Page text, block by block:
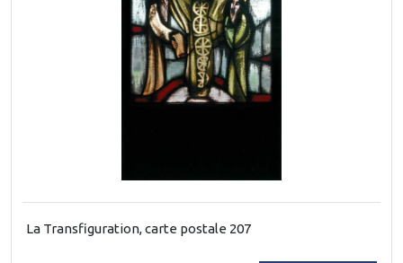
La Transfiguration, carte postale 207